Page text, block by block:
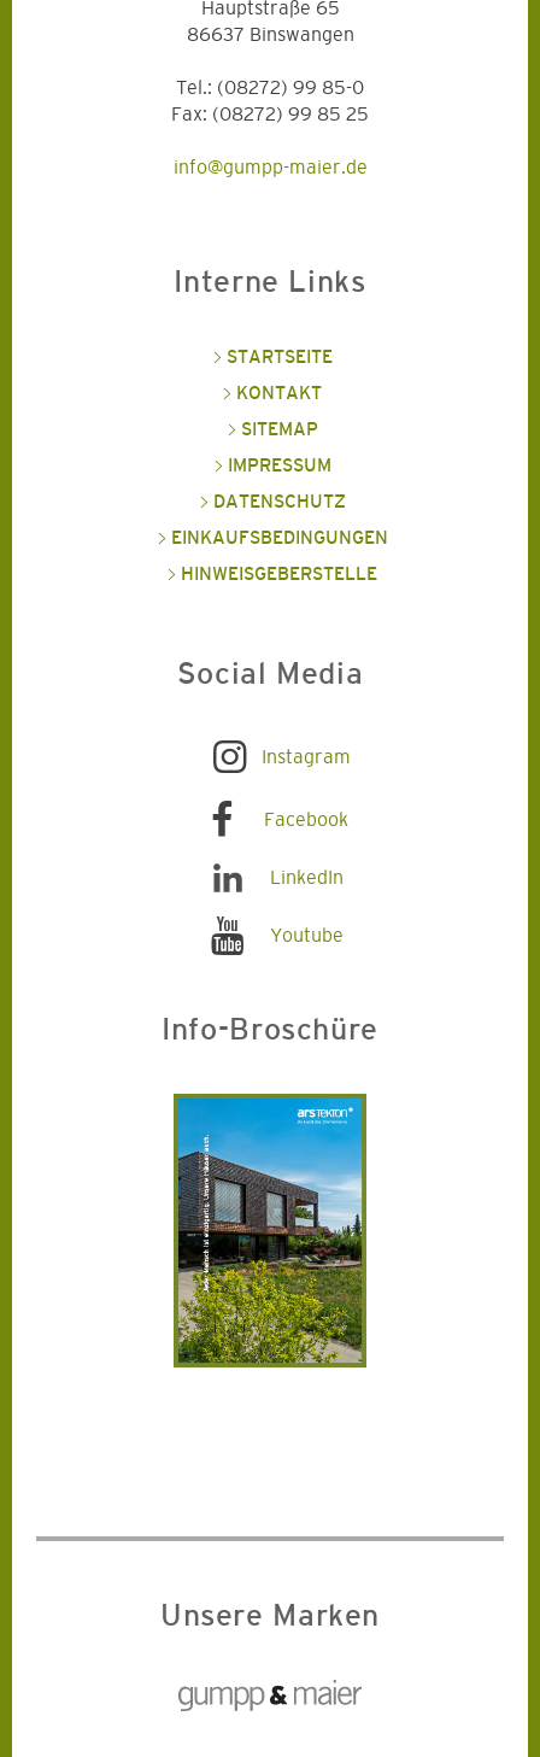
Hauptstraße 65
86637 Binswangen
Tel.: (08272) 99 85-0
Fax: (08272) 99 85 25
info@gumpp-maier.de
Interne Links
STARTSEITE
KONTAKT
SITEMAP
IMPRESSUM
DATENSCHUTZ
EINKAUFSBEDINGUNGEN
HINWEISGEBERSTELLE
Social Media
Instagram
Facebook
LinkedIn
Youtube
Info-Broschüre
Unsere Marken